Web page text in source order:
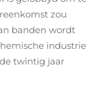
zou
banden wordt
industrie
twintig jaar